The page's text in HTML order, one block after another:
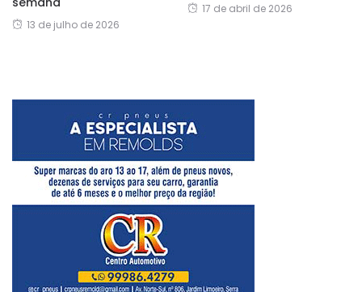
13 de julho de 2026
17 de abril de 2026